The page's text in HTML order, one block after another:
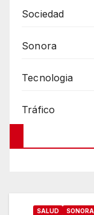
Sociedad
Sonora
Tecnologia
Tráfico
SALUD SONORA